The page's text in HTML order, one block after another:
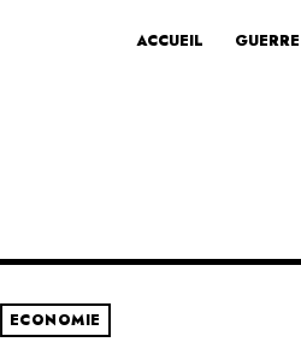
ACCUEIL GUERRE
ECONOMIE